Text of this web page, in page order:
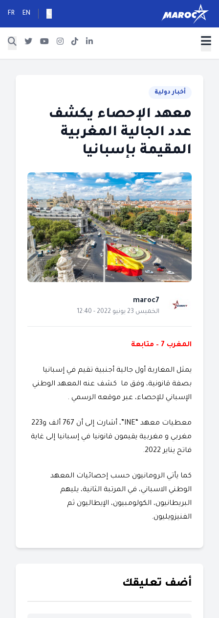
EN
FR
أخبار دولية
معهد الإحصاء يكشف
عدد الجالية المغربية
المقيمة بإسبانيا
maroc7
الخميس 23 يونيو 2022 - 12:40
المغرب 7 – متابعة
يمثل المغاربة أول جالية أجنبية تقيم في إسبانيا
بصفة قانونية، وفق ما كشف عنه المعهد الوطني
الإسباني للإحصاء، عبر موقعه الرسمي .
معطيات معهد “INE”، أشارت إلى أن 767 ألف و223
مغربي و مغربية يقيمون قانونيا في إسبانيا إلى غاية
فاتح يناير 2022.
كما يأتي الرومانيون حسب إحصائيات المعهد
الوطني الاسباني، في المرتبة الثانية، يليهم
البريطانيون، الكولومبيون، الإيطاليون ثم
الفنيزويليون.
أضف تعليقك